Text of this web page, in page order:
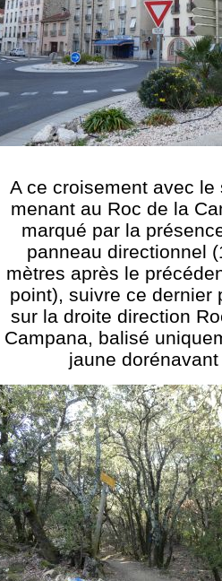
A ce croisement avec le
menant au Roc de la
marqué par la
panneau directionnel
mètres après le
point), suivre ce dernier
sur la droite direction
Campana, balisé
jaune dorénavant